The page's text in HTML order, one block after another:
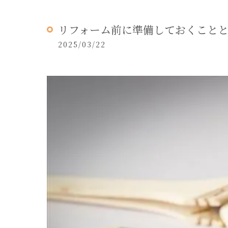
リフォーム前に準備しておくこと
2025/03/22